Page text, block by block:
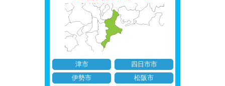
津市
四日市市
伊勢市
松阪市